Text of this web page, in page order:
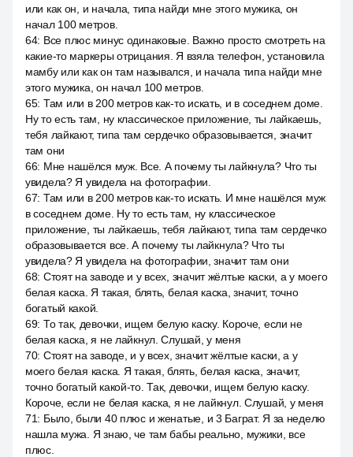
или как он, и начала, типа найди мне этого мужика, он
начал 100 метров.
64: Все плюс минус одинаковые. Важно просто смотреть на
какие-то маркеры отрицания. Я взяла телефон, установила
мамбу или как он там назывался, и начала типа найди мне
этого мужика, он начал 100 метров.
65: Там или в 200 метров как-то искать, и в соседнем доме.
Ну то есть там, ну классическое приложение, ты лайкаешь,
тебя лайкают, типа там сердечко образовывается, значит
там они
66: Мне нашёлся муж. Все. А почему ты лайкнула? Что ты
увидела? Я увидела на фотографии.
67: Там или в 200 метров как-то искать. И мне нашёлся муж
в соседнем доме. Ну то есть там, ну классическое
приложение, ты лайкаешь, тебя лайкают, типа там сердечко
образовывается все. А почему ты лайкнула? Что ты
увидела? Я увидела на фотографии, значит там они
68: Стоят на заводе и у всех, значит жёлтые каски, а у моего
белая каска. Я такая, блять, белая каска, значит, точно
богатый какой.
69: То так, девочки, ищем белую каску. Короче, если не
белая каска, я не лайкнул. Слушай, у меня
70: Стоят на заводе, и у всех, значит жёлтые каски, а у
моего белая каска. Я такая, блять, белая каска, значит,
точно богатый какой-то. Так, девочки, ищем белую каску.
Короче, если не белая каска, я не лайкнул. Слушай, у меня
71: Было, были 40 плюс и женатые, и 3 Баграт. Я за неделю
нашла мужа. Я знаю, че там бабы реально, мужики, все
плюс.